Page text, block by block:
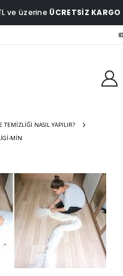
ve üzerine ÜCRETSİZ KARGO
TEMIZLIĞI NASIL YAPILIR?
MIN